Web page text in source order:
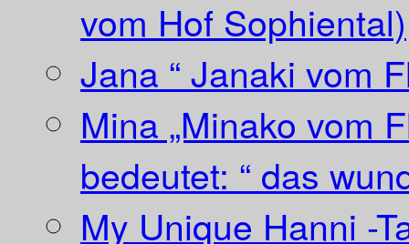
vom Hof Sophiental)
Jana “ Janaki vom
Mina „Minako vom
bedeutet: “ das
My Unique Hanni -